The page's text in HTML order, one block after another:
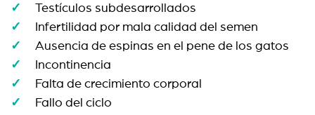
Testículos subdesarrollados
Infertilidad por mala calidad del semen
Ausencia de espinas en el pene de los gatos
Incontinencia
Falta de crecimiento corporal
Fallo del ciclo